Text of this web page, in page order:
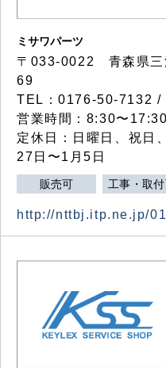
ミサワパーツ
〒033-0022 青森県三
69
TEL：0176-50-7132 /
営業時間：8:30〜17:30
定休日：日曜日、祝日
27日〜1月5日
販売可 工事・取
http://nttbj.itp.ne.jp/